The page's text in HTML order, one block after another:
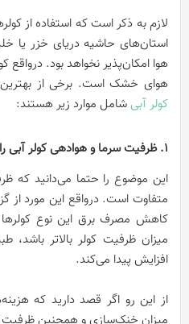
لازم به ذکر است که استفاده از
استان‌های حاشیه دریای خزر یا
هوا امکان‌پذیر نخواهد بود.
هوای خشک است. برخی از
کولر آبیشامل موارد زیر هستند:
1. ظرفیت سرما و هوادهی کولر آبی را بررسی کنید
این موضوع را حتما می‌دانید که
متفاوت است. درواقع این مورد از
کاهش مصرف برق این نوع
میزان ظرفیت کولر بالاتر
افزایش پیدا می‌کند.
از این رو اگر قصد دارید که